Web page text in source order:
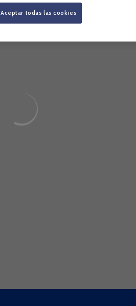
Aceptar todas las cookies